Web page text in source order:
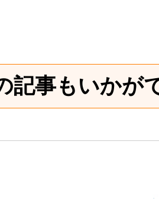
記事もいかが